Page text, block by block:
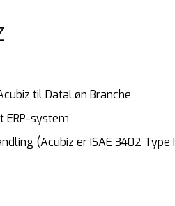
til DataLøn Branche
ERP-system
(Acubiz er ISAE 3402 Type